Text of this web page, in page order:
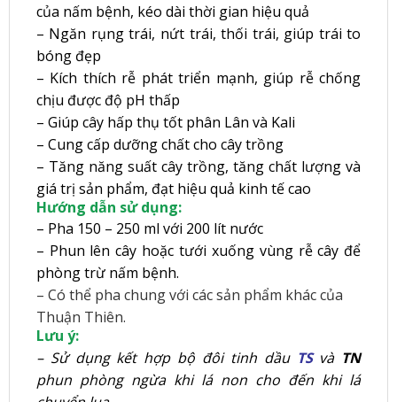
của nấm bệnh, kéo dài thời gian hiệu quả
– Ngăn rụng trái, nứt trái, thối trái, giúp trái to
bóng đẹp
– Kích thích rễ phát triển mạnh, giúp rễ chống
chịu được độ pH thấp
– Giúp cây hấp thụ tốt phân Lân và Kali
– Cung cấp dưỡng chất cho cây trồng
– Tăng năng suất cây trồng, tăng chất lượng và
giá trị sản phẩm, đạt hiệu quả kinh tế cao
Hướng dẫn sử dụng:
– Pha 150 – 250 ml với 200 lít nước
– Phun lên cây hoặc tưới xuống vùng rễ cây để
phòng trừ nấm bệnh.
– Có thể pha chung với các sản phẩm khác của
Thuận Thiên.
Lưu ý:
– Sử dụng kết hợp bộ đôi tinh dầu TSvà TN
phun phòng ngừa khi lá non cho đến khi lá